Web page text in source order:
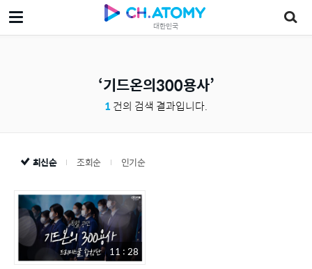
대한민국
기드온의300용사
1 건의 검색 결과입니다.
최신순 조회순 인기순
11 : 28